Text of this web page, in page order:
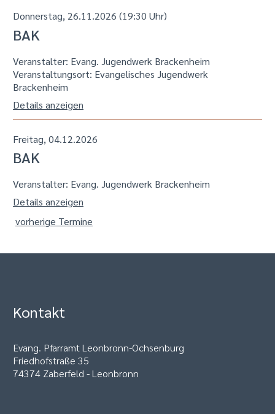
Donnerstag, 26.11.2026 (19:30 Uhr)
BAK
Veranstalter: Evang. Jugendwerk Brackenheim
Veranstaltungsort: Evangelisches Jugendwerk
Brackenheim
Details anzeigen
Freitag, 04.12.2026
BAK
Veranstalter: Evang. Jugendwerk Brackenheim
Details anzeigen
vorherige Termine
Kontakt
Evang. Pfarramt Leonbronn-Ochsenburg
Friedhofstraße 35
74374 Zaberfeld - Leonbronn